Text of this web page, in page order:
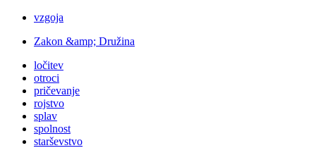
vzgoja
Zakon &amp; Družina
ločitev
otroci
pričevanje
rojstvo
splav
spolnost
starševstvo